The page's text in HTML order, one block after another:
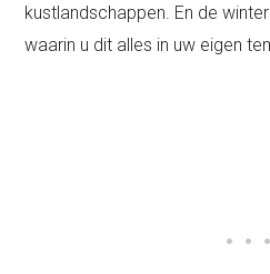
kustlandschappen. En de
waarin u dit alles in uw eigen